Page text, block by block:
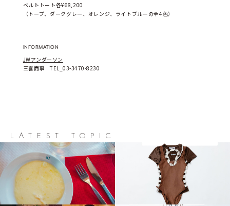
ベルトトート各¥68,200
（トープ、ダークグレー、オレンジ、ライトブルーの全4色）
INFORMATION
JWアンダーソン
三喜商事　TEL_03-3470-8230
LATEST TOPIC